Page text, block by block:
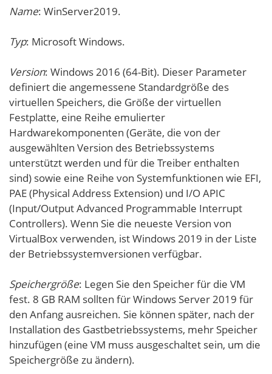
Name: WinServer2019.
Typ: Microsoft Windows.
Version: Windows 2016 (64-Bit). Dieser Parameter
definiert die angemessene Standardgröße des
virtuellen Speichers, die Größe der virtuellen
Festplatte, eine Reihe emulierter
Hardwarekomponenten (Geräte, die von der
ausgewählten Version des Betriebssystems
unterstützt werden und für die Treiber enthalten
sind) sowie eine Reihe von Systemfunktionen wie EFI,
PAE (Physical Address Extension) und I/O APIC
(Input/Output Advanced Programmable Interrupt
Controllers). Wenn Sie die neueste Version von
VirtualBox verwenden, ist Windows 2019 in der Liste
der Betriebssystemversionen verfügbar.
Speichergröße: Legen Sie den Speicher für die VM
fest. 8 GB RAM sollten für Windows Server 2019 für
den Anfang ausreichen. Sie können später, nach der
Installation des Gastbetriebssystems, mehr Speicher
hinzufügen (eine VM muss ausgeschaltet sein, um die
Speichergröße zu ändern).